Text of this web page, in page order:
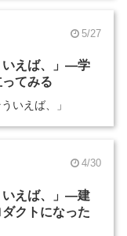
5/27
いえば、」―学
てみる
いえば、」
4/30
いえば、」―建
クトになった